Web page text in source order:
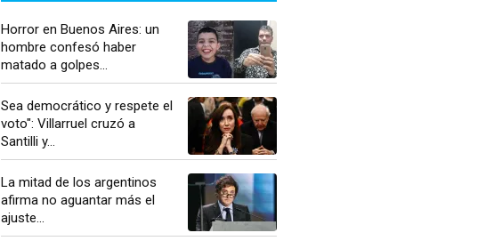
Horror en Buenos Aires: un
hombre confesó haber
matado a golpes...
Sea democrático y respete el
voto": Villarruel cruzó a
Santilli y...
La mitad de los argentinos
afirma no aguantar más el
ajuste...